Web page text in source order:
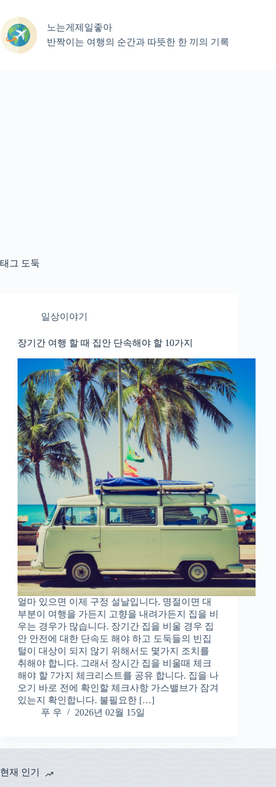
으
로
노는게제일좋아
반짝이는 여행의 순간과 따뜻한 한 끼의 기록
태그 도둑
일상이야기
장기간 여행 할 때 집안 단속해야 할 10가지
얼마 있으면 이제 구정 설날입니다. 명절이면 대
부분이 여행을 가든지 고향을 내려가든지 집을 비
우는 경우가 많습니다. 장기간 집을 비울 경우 집
안 안전에 대한 단속도 해야 하고 도둑들의 빈집
털이 대상이 되지 않기 위해서도 몇가지 조치를
취해야 합니다. 그래서 장시간 집을 비울때 체크
해야 할 7가지 체크리스트를 공유 합니다. 집을 나
오기 바로 전에 확인할 체크사항 가스밸브가 잠겨
있는지 확인합니다. 불필요한 […]
푸 우
2026년 02월 15일
현재 인기